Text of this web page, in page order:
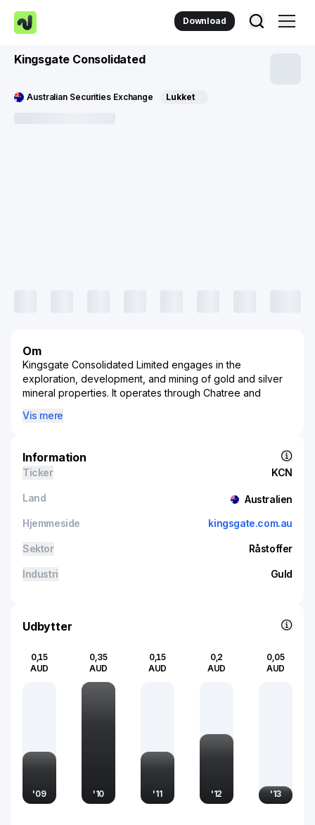
Download
Kingsgate Consolidated
Australian Securities Exchange Lukket
Om
Kingsgate Consolidated Limited engages in the
exploration, development, and mining of gold and silver
mineral properties. It operates through Chatree and
interest in the Nueva Esperanza gold/silver project
Chatree gold mine located in central Thailand. Kingsgate
Consolidated Limited was incorporated in 1970 and is
based in Sydney, Australia.
Vis mere
Information
Ticker KCN
Land
Australien
Hjemmeside
kingsgate.com.au
Sektor Råstoffer
Industri Guld
Udbytter
0,15
AUD
'09
0,35
AUD
'10
0,15
AUD
'11
0,2
AUD
'12
0,05
AUD
'13